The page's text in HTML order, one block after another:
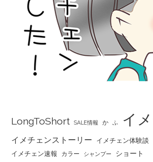
LongToShort SALE情報 か ふ イ
イメチェンストーリー イメチェン体験談
イメチェン速報 カラー シャンプー ショート